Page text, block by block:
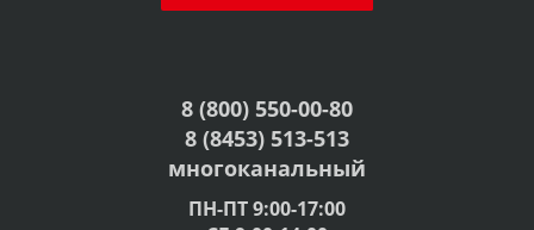
8 (800) 550-00-80
8 (8453) 513-513
многоканальный
ПН-ПТ 9:00-17:00